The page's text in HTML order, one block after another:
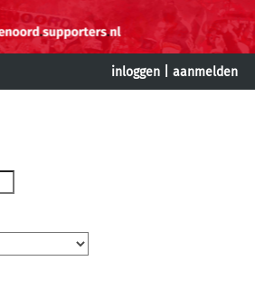
inloggen aanmelden